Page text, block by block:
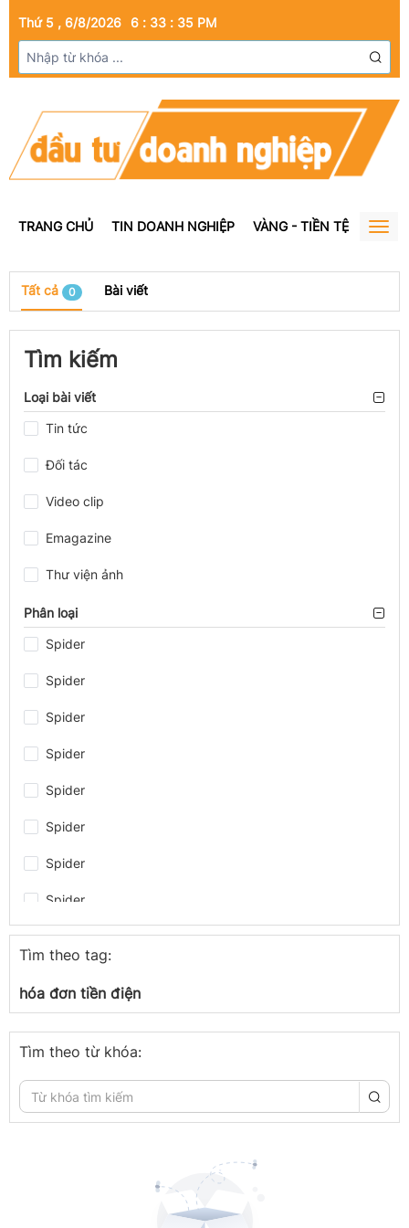
Thứ 5 , 6/8/2026 6 : 33 : 35 PM
TRANG CHỦ TIN DOANH NGHIỆP VÀNG - TIỀN TỆ BẤT
Tất cả 0 Bài viết
Tìm kiếm
Loại bài viết
Tin tức
Đối tác
Video clip
Emagazine
Thư viện ảnh
Phân loại
Spider
Spider
Spider
Spider
Spider
Spider
Spider
Spider
Spider
Spider
Spider
congthuong.vn
congthuong.vn
Tìm theo tag:
hóa đơn tiền điện
Tìm theo từ khóa: